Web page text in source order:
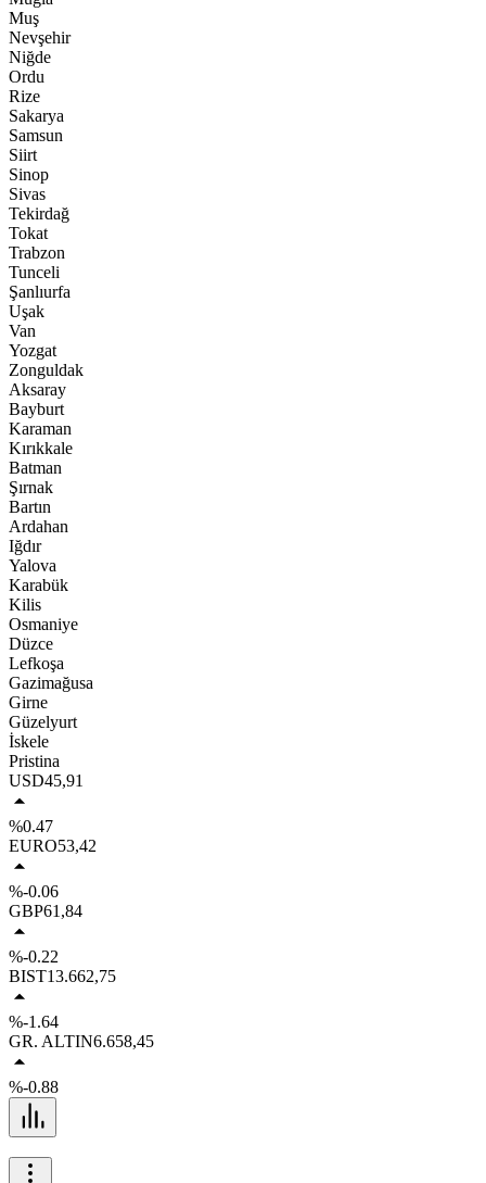
Muş
Nevşehir
Niğde
Ordu
Rize
Sakarya
Samsun
Siirt
Sinop
Sivas
Tekirdağ
Tokat
Trabzon
Tunceli
Şanlıurfa
Uşak
Van
Yozgat
Zonguldak
Aksaray
Bayburt
Karaman
Kırıkkale
Batman
Şırnak
Bartın
Ardahan
Iğdır
Yalova
Karabük
Kilis
Osmaniye
Düzce
Lefkoşa
Gazimağusa
Girne
Güzelyurt
İskele
Pristina
USD45,91
%0.47
EURO53,42
%-0.06
GBP61,84
%-0.22
BIST13.662,75
%-1.64
GR. ALTIN6.658,45
%-0.88